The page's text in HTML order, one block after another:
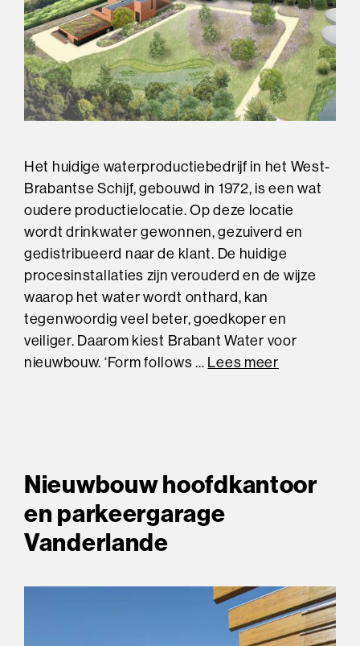
Het huidige waterproductiebedrijf in het West-
Brabantse Schijf, gebouwd in 1972, is een wat
oudere productielocatie. Op deze locatie
wordt drinkwater gewonnen, gezuiverd en
gedistribueerd naar de klant. De huidige
procesinstallaties zijn verouderd en de wijze
waarop het water wordt onthard, kan
tegenwoordig veel beter, goedkoper en
veiliger. Daarom kiest Brabant Water voor
nieuwbouw. ‘Form follows … Lees meer
Nieuwbouw hoofdkantoor
en parkeergarage
Vanderlande